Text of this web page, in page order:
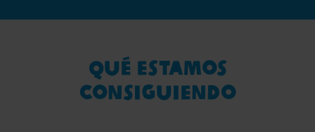
QUÉ ESTAMOS
CONSIGUIENDO